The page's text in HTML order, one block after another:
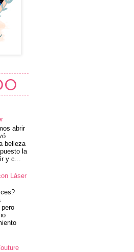
abrir
belleza
la
y c...
Láser